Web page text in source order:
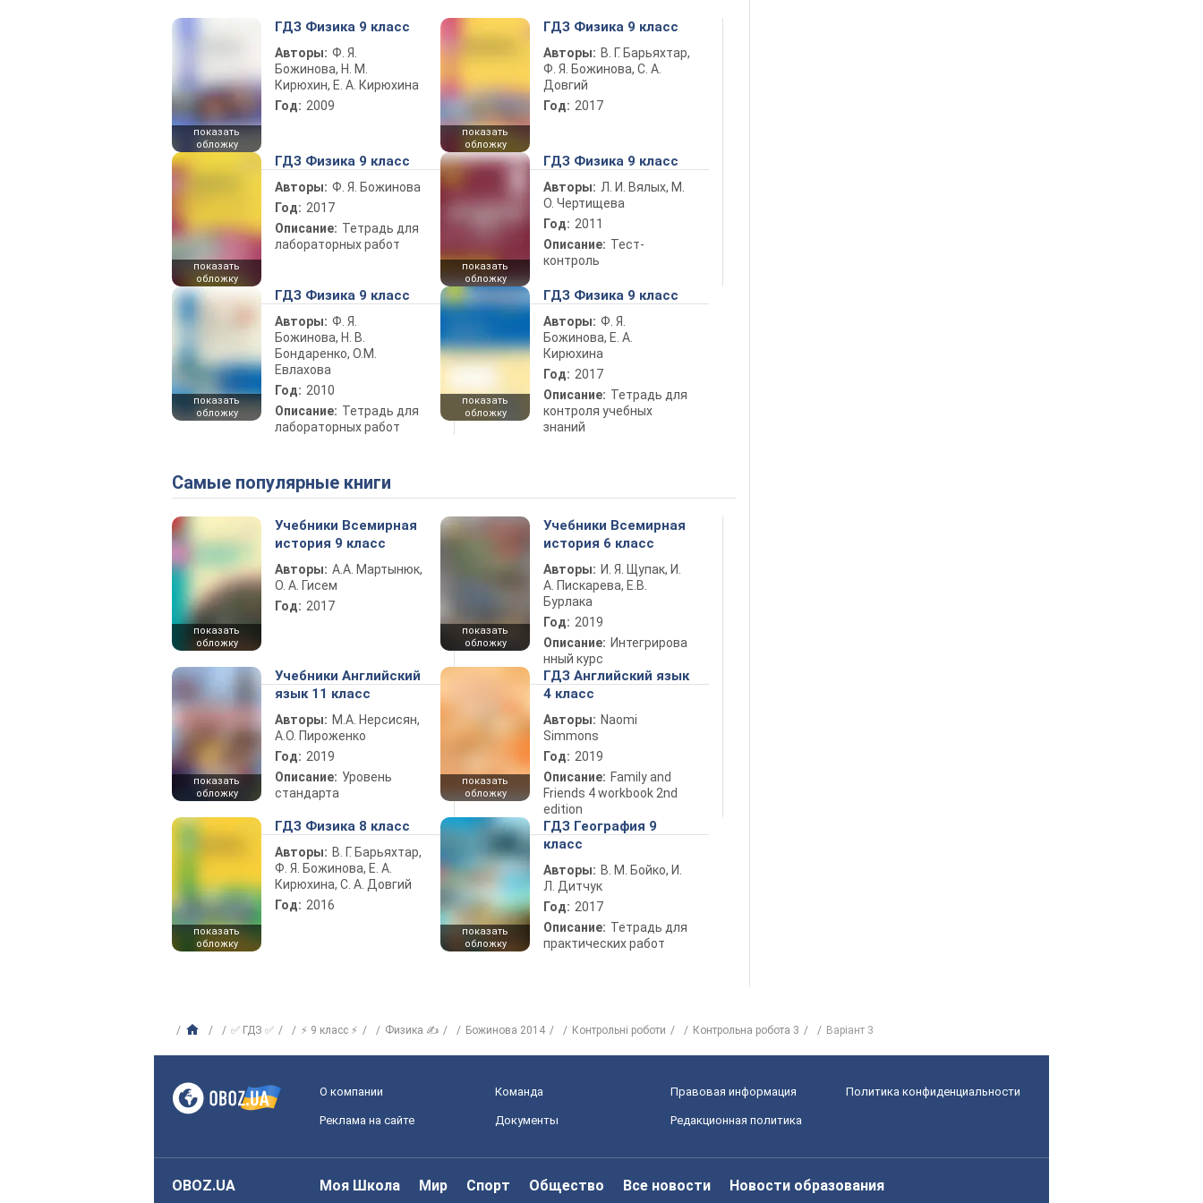
показать
обложку
ГДЗ Физика 9 класс
Авторы: Ф. Я.
Божинова, Н. М.
Кирюхин, Е. А. Кирюхина
Год: 2009
показать
обложку
ГДЗ Физика 9 класс
Авторы: В. Г. Барьяхтар,
Ф. Я. Божинова, С. А.
Довгий
Год: 2017
показать
обложку
ГДЗ Физика 9 класс
Авторы: Ф. Я. Божинова
Год: 2017
Описание: Тетрадь для
лабораторных работ
показать
обложку
ГДЗ Физика 9 класс
Авторы: Л. И. Вялых, М.
О. Чертищева
Год: 2011
Описание: Тест-
контроль
показать
обложку
ГДЗ Физика 9 класс
Авторы: Ф. Я.
Божинова, Н. В.
Бондаренко, О.М.
Евлахова
Год: 2010
Описание: Тетрадь для
лабораторных работ
показать
обложку
ГДЗ Физика 9 класс
Авторы: Ф. Я.
Божинова, Е. А.
Кирюхина
Год: 2017
Описание: Тетрадь для
контроля учебных
знаний
Самые популярные книги
показать
обложку
Учебники Всемирная
история 9 класс
Авторы: А.А. Мартынюк,
О. А. Гисем
Год: 2017
показать
обложку
Учебники Всемирная
история 6 класс
Авторы: И. Я. Щупак, И.
А. Пискарева, Е.В.
Бурлака
Год: 2019
Описание: Интегрирова
нный курс
показать
обложку
Учебники Английский
язык 11 класс
Авторы: М.А. Нерсисян,
А.О. Пироженко
Год: 2019
Описание: Уровень
стандарта
показать
обложку
ГДЗ Английский язык
4 класс
Авторы: Naomi
Simmons
Год: 2019
Описание: Family and
Friends 4 workbook 2nd
edition
показать
обложку
ГДЗ Физика 8 класс
Авторы: В. Г. Барьяхтар,
Ф. Я. Божинова, Е. А.
Кирюхина, С. А. Довгий
Год: 2016
показать
обложку
ГДЗ География 9
класс
Авторы: В. М. Бойко, И.
Л. Дитчук
Год: 2017
Описание: Тетрадь для
практических работ
✅ ГДЗ ✅ ⚡ 9 класс ⚡ Физика ✍ Божинова 2014 Контрольні роботи Контрольна робота 3 Варіант 3
О компании Команда Правовая информация Политика конфиденциальности
Реклама на сайте Документы Редакционная политика
OBOZ.UA Моя Школа Мир Спорт Общество Все новости Новости образования